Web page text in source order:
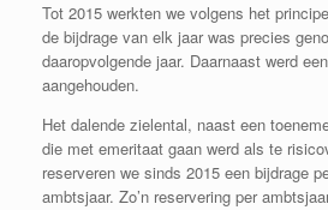
Tot 2015 werkten we volgens het
de bijdrage van elk jaar was precies
daaropvolgende jaar. Daarnaast werd
aangehouden.
Het dalende zielental, naast een
die met emeritaat gaan werd als te
reserveren we sinds 2015 een bijdrage
ambtsjaar. Zo’n reservering per